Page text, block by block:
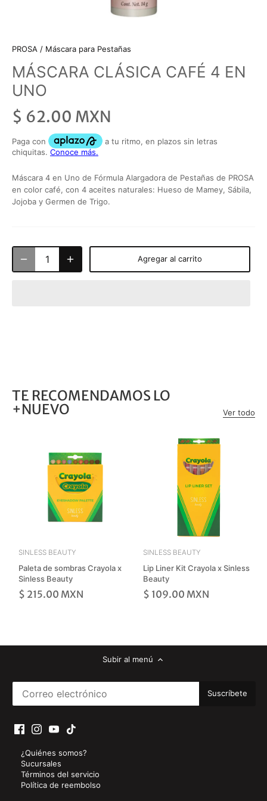
PROSA / Máscara para Pestañas
MÁSCARA CLÁSICA CAFÉ 4 EN
UNO
$ 62.00 MXN
Máscara 4 en Uno de Fórmula Alargadora de Pestañas de PROSA
en color café, con 4 aceites naturales: Hueso de Mamey, Sábila,
Jojoba y Germen de Trigo.
Agregar al carrito
TE RECOMENDAMOS LO
+NUEVO Ver todo
SINLESS BEAUTY
Paleta de sombras Crayola x
Sinless Beauty
$ 215.00 MXN
SINLESS BEAUTY
Lip Liner Kit Crayola x Sinless
Beauty
$ 109.00 MXN
Subir al menú
¿Quiénes somos?
Sucursales
Términos del servicio
Política de reembolso